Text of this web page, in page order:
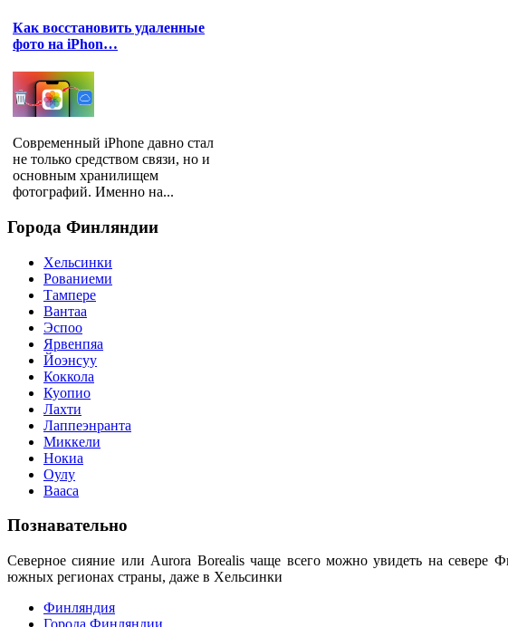
Как восстановить удаленные
фото на iPhon…
Современный iPhone давно стал
не только средством связи, но и
основным хранилищем
фотографий. Именно на...
Города Финляндии
Хельсинки
Рованиеми
Тампере
Вантаа
Эспоо
Ярвенпяа
Йоэнсуу
Коккола
Куопио
Лахти
Лаппеэнранта
Миккели
Нокиа
Оулу
Вааса
Познавательно
Северное сияние или Aurora Borealis чаще всего можно увидеть на
южных регионах страны, даже в Хельсинки
Финляндия